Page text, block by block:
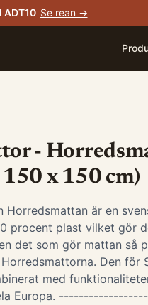
ADT10 Se rean →
-
x 150 cm)
Horredsmattan är en
procent plast vilket gör
det som gör mattan så
Den för
med
Europa.